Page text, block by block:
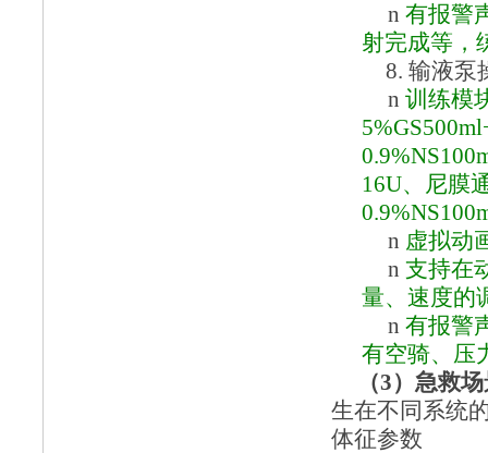
n 有报警
射完成等，
8. 输液泵
n 训练模
16U、尼膜
n 虚拟动
n 支持在
量、速度的
n 有报警
有空骑、压
（3）急救
生在不同系统
体征参数